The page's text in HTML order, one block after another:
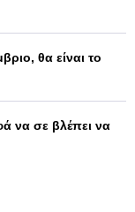
θα είναι το
να σε βλέπει να